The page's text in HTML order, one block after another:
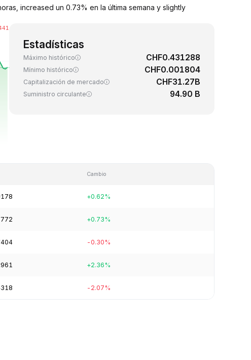
increased un 0.73% en la última semana y slightly
Estadísticas
Máximo histórico CHF0.431288
Mínimo histórico CHF0.001804
Capitalización de mercado CHF31.27B
Suministro circulante 94.90 B
Cambio
+0.62%
+0.73%
-0.30%
+2.36%
-2.07%